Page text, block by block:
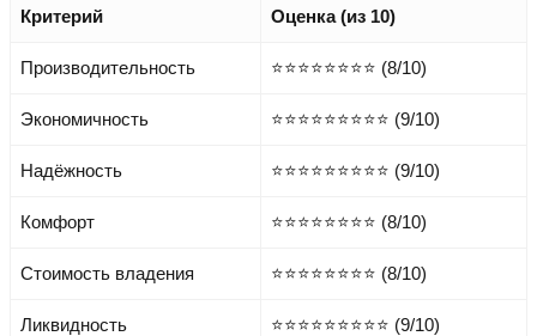
Критерий Оценка (из 10)
Производительность ⭐⭐⭐⭐⭐⭐⭐⭐ (8/10)
Экономичность ⭐⭐⭐⭐⭐⭐⭐⭐⭐ (9/10)
Надёжность ⭐⭐⭐⭐⭐⭐⭐⭐⭐ (9/10)
Комфорт ⭐⭐⭐⭐⭐⭐⭐⭐ (8/10)
Стоимость владения ⭐⭐⭐⭐⭐⭐⭐⭐ (8/10)
Ликвидность ⭐⭐⭐⭐⭐⭐⭐⭐⭐ (9/10)